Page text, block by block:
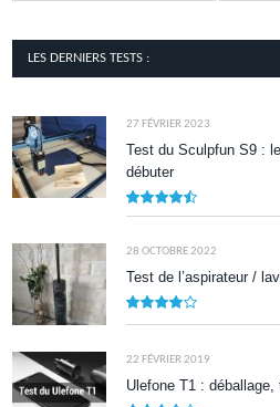
LES DERNIERS TESTS :
27 FÉVRIER 2023
Test du Sculpfun S9 :
débuter
28 OCTOBRE 2022
Test de l’aspirateur /
22 FÉVRIER 2019
Ulefone T1 :